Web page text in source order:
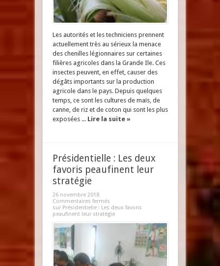
Les autorités et les techniciens prennent
actuellement très au sérieux la menace
des chenilles légionnaires sur certaines
filières agricoles dans la Grande Ile. Ces
insectes peuvent, en effet, causer des
dégâts importants sur la production
agricole dans le pays. Depuis quelques
temps, ce sont les cultures de maïs, de
canne, de riz et de coton qui sont les plus
exposées ... Lire la suite »
Présidentielle : Les deux
favoris peaufinent leur
stratégie
26 novembre 2018
Commentaires fermés
sur Présidentielle : Les deux favoris
peaufinent leur stratégie